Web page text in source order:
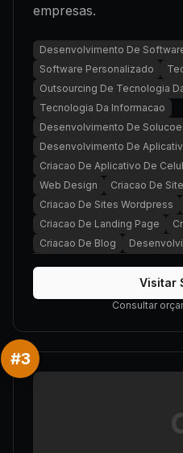
empresas.
Desenvolvimento De
Software Personalizado
Outsourcing De Tecnologia
Tecnologia Da Informacao
Desenvolvimento De
Desenvolvimento De
Criacao De Aplicativo De
Web Design
Criacao De Site
Criacao De Sites Wordpress
Criacao De Landing Page
Criacao De Blog
Visitar
Consultar
#3